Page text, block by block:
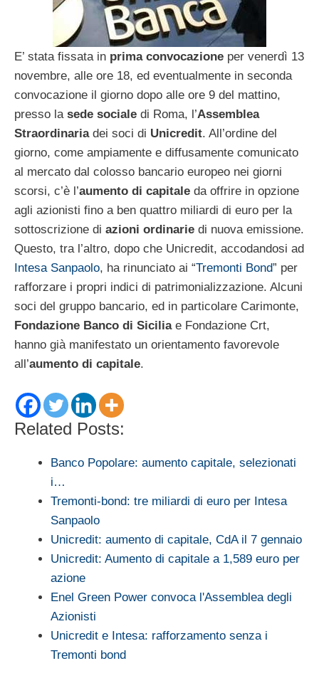
E’ stata fissata in prima convocazione per venerdì 13
novembre, alle ore 18, ed eventualmente in seconda
convocazione il giorno dopo alle ore 9 del mattino,
presso la sede sociale di Roma, l’Assemblea
Straordinariadei soci di Unicredit. All’ordine del
giorno, come ampiamente e diffusamente comunicato
al mercato dal colosso bancario europeo nei giorni
scorsi, c’è l’aumento di capitale da offrire in opzione
agli azionisti fino a ben quattro miliardi di euro per la
sottoscrizione di azioni ordinarie di nuova emissione.
Questo, tra l’altro, dopo che Unicredit, accodandosi ad
Intesa Sanpaolo, ha rinunciato ai “Tremonti Bond” per
rafforzare i propri indici di patrimonializzazione. Alcuni
soci del gruppo bancario, ed in particolare Carimonte,
Fondazione Banco di Siciliae Fondazione Crt,
hanno già manifestato un orientamento favorevole
all’aumento di capitale.
Related Posts:
Banco Popolare: aumento capitale, selezionati
i…
Tremonti-bond: tre miliardi di euro per Intesa
Sanpaolo
Unicredit: aumento di capitale, CdA il 7 gennaio
Unicredit: Aumento di capitale a 1,589 euro per
azione
Enel Green Power convoca l'Assemblea degli
Azionisti
Unicredit e Intesa: rafforzamento senza i
Tremonti bond